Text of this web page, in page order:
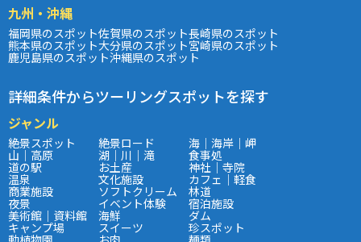
九州・沖縄
福岡県のスポット佐賀県のスポット長崎県のスポット
熊本県のスポット大分県のスポット宮崎県のスポット
鹿児島県のスポット沖縄県のスポット
詳細条件からツーリングスポットを探す
ジャンル
絶景スポット 絶景ロード 海｜海岸｜岬
山｜高原 湖｜川｜滝 食事処
道の駅 お土産 神社｜寺院
温泉 文化施設 カフェ｜軽食
商業施設 ソフトクリーム 林道
夜景 イベント体験 宿泊施設
美術館｜資料館 海鮮 ダム
キャンプ場 スイーツ 珍スポット